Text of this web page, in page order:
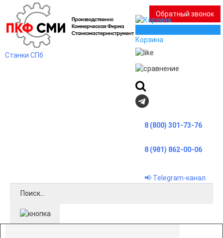
Станки СПб
Обратный звонок
Корзина
8 (800) 301-73-76
8 (981) 862-00-06
📢 Telegram-канал